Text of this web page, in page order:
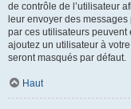
de contrôle de l’utilisateur
leur envoyer des
par ces utilisateurs
ajoutez un utilisateur à
seront masqués par défaut.
Haut